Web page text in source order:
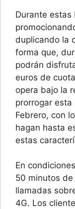
Durante estas
duplicando la
forma que,
podrán
euros de
opera bajo la
prorrogar
Febrero, con
hagan hasta
estas
En
50 minutos de
llamadas
4G. Los